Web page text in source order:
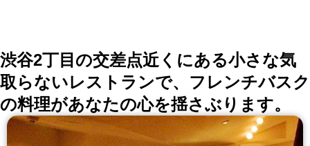
渋谷2丁目の交差点近くにある小さな気
取らないレストランで、フレンチバスク
の料理があなたの心を揺さぶります。